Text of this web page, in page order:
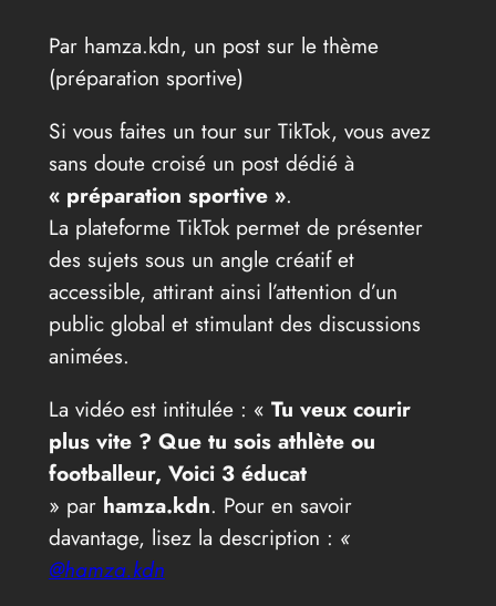
Par hamza.kdn, un post sur le thème
(préparation sportive)
Si vous faites un tour sur TikTok, vous avez
sans doute croisé un post dédié à
« préparation sportive ».
La plateforme TikTok permet de présenter
des sujets sous un angle créatif et
accessible, attirant ainsi l’attention d’un
public global et stimulant des discussions
animées.
La vidéo est intitulée : « Tu veux courir
plus vite ? Que tu sois athlète ou
footballeur, Voici 3 éducat
» par hamza.kdn. Pour en savoir
davantage, lisez la description : «
@hamza.kdn